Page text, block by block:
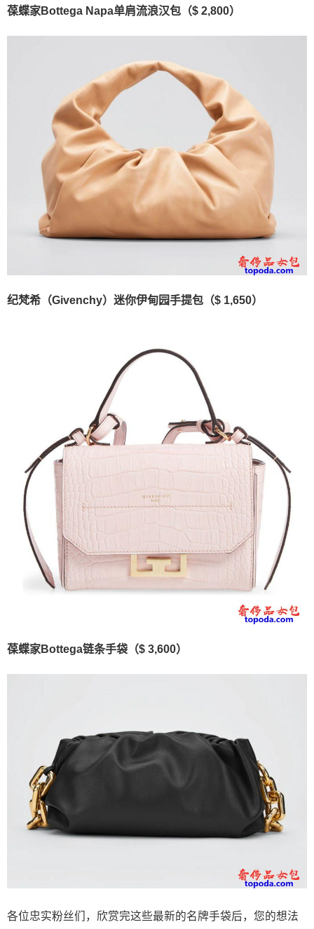
葆蝶家Bottega Napa单肩流浪汉包（$ 2,800）
纪梵希（Givenchy）迷你伊甸园手提包（$ 1,650）
葆蝶家Bottega链条手袋（$ 3,600）
各位忠实粉丝们，欣赏完这些最新的名牌手袋后，您的想法